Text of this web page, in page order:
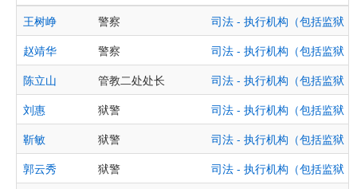
王树峥
警察
司法 - 执行机构（包括监狱
赵靖华
警察
司法 - 执行机构（包括监狱
陈立山
管教二处处长
司法 - 执行机构（包括监狱
刘惠
狱警
司法 - 执行机构（包括监狱
靳敏
狱警
司法 - 执行机构（包括监狱
郭云秀
狱警
司法 - 执行机构（包括监狱